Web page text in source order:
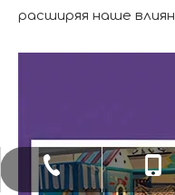
расширяя наше